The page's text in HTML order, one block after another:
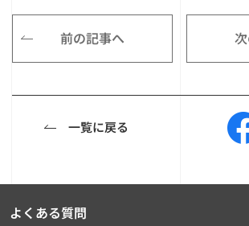
前の記事へ
一覧に戻る
よくある質問